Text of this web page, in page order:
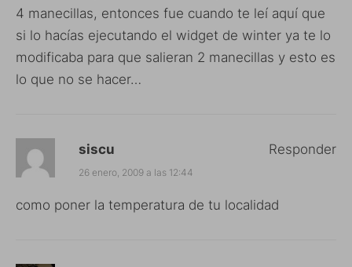
4 manecillas, entonces fue cuando te leí aquí que
si lo hacías ejecutando el widget de winter ya te lo
modificaba para que salieran 2 manecillas y esto es
lo que no se hacer…
siscu
26 enero, 2009 a las 12:44
como poner la temperatura de tu localidad
Responder